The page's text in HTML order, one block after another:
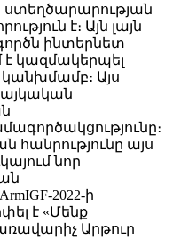
ստեղծարարության
է։ Այն լայն
ինտերնետ
է կազմակերպել
Այս
այս
նոր
2022-ի
է «Մենք
Արթուր